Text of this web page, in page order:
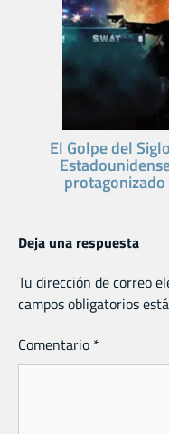
El Golpe del
Deja una respuesta
Tu dirección de correo
campos obligatorios
Comentario *